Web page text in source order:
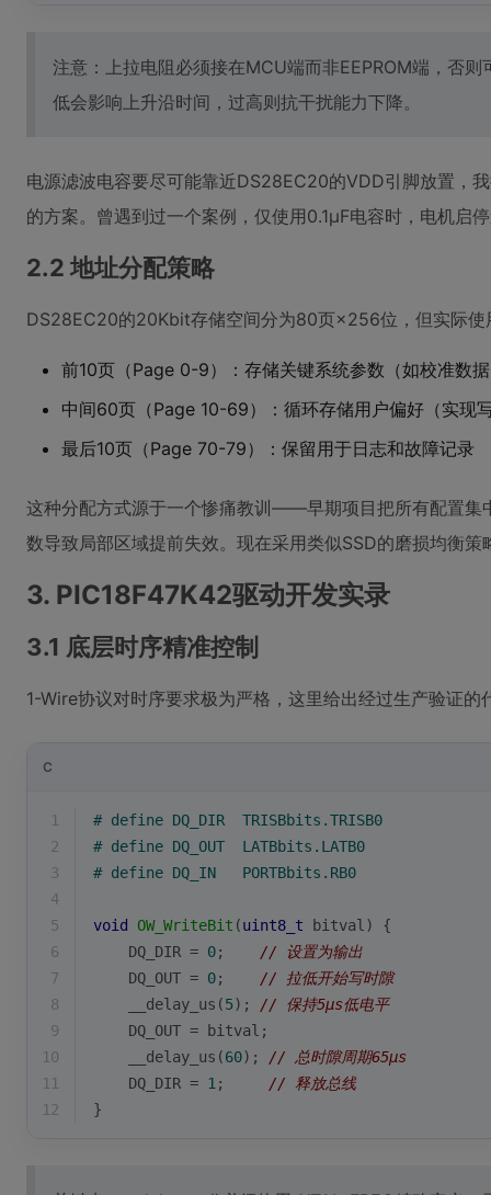
注意：上拉电阻必须接在MCU端而非EEPROM端，否
低会影响上升沿时间，过高则抗干扰能力下降。
电源滤波电容要尽可能靠近DS28EC20的VDD引脚放置，
的方案。曾遇到过一个案例，仅使用0.1μF电容时，电机启
2.2 地址分配策略
DS28EC20的20Kbit存储空间分为80页×256位，但实际使
前10页（Page 0-9）：存储关键系统参数（如校准数
中间60页（Page 10-69）：循环存储用户偏好（实现
最后10页（Page 70-79）：保留用于日志和故障记录
这种分配方式源于一个惨痛教训——早期项目把所有配置集
数导致局部区域提前失效。现在采用类似SSD的磨损均衡
3. PIC18F47K42驱动开发实录
3.1 底层时序精准控制
1-Wire协议对时序要求极为严格，这里给出经过生产验证的
C
1 # define DQ_DIR  TRISBbits.TRISB0
2
# define DQ_OUT  LATBbits.LATB0
3
# define DQ_IN   PORTBbits.RB0
4
5
void OW_WriteBit (uint8_t bitval)
{
6
    DQ_DIR =
0; // 设置为输出
7
    DQ_OUT =
0; // 拉低开始写时隙
8
    __delay_us(
5); // 保持5μs低电平
9
    DQ_OUT = bitval;
10
    __delay_us(
60); // 总时隙周期65μs
11
    DQ_DIR =
1 ; // 释放总线
12
}